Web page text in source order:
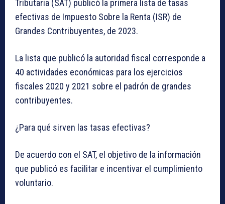
Tributaria (SAT) publicó la primera lista de tasas
efectivas de Impuesto Sobre la Renta (ISR) de
Grandes Contribuyentes, de 2023.
La lista que publicó la autoridad fiscal corresponde a
40 actividades económicas para los ejercicios
fiscales 2020 y 2021 sobre el padrón de grandes
contribuyentes.
¿Para qué sirven las tasas efectivas?
De acuerdo con el SAT, el objetivo de la información
que publicó es facilitar e incentivar el cumplimiento
voluntario.